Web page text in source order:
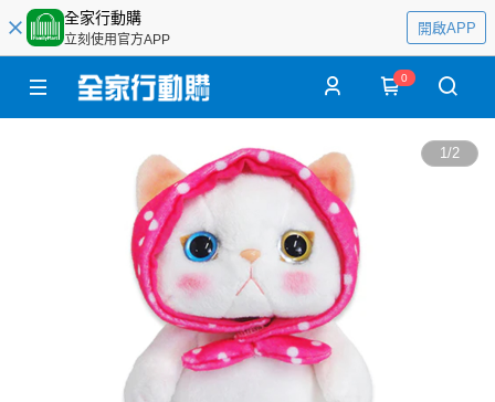
全家行動購
立刻使用官方APP
開啟APP
0
1/2